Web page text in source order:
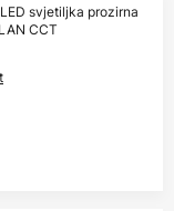
svjetiljka prozirna
CCT